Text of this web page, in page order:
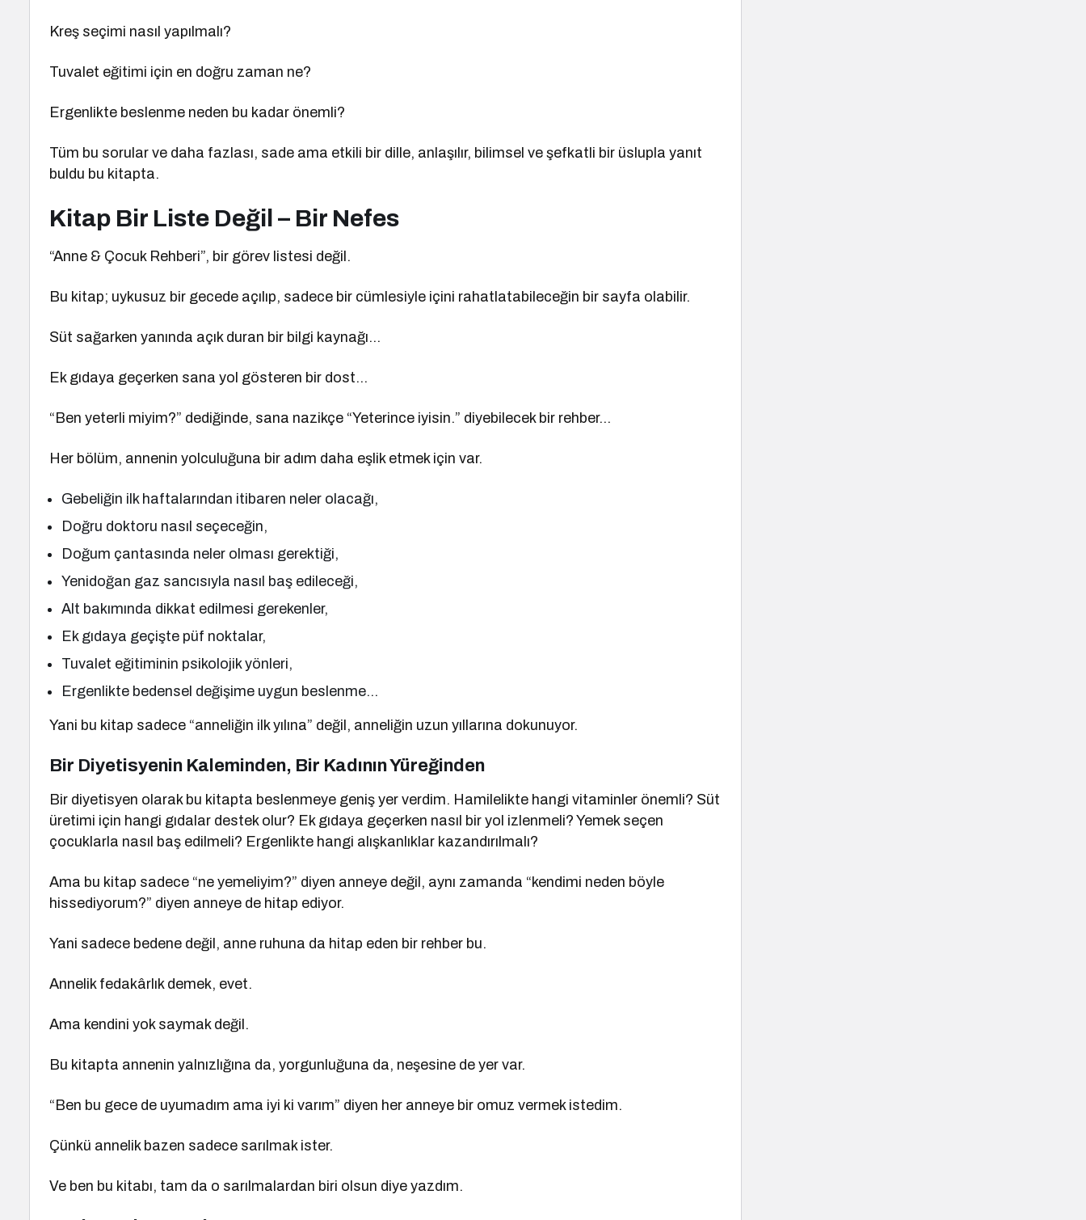
Kreş seçimi nasıl yapılmalı?
Tuvalet eğitimi için en doğru zaman ne?
Ergenlikte beslenme neden bu kadar önemli?
Tüm bu sorular ve daha fazlası, sade ama etkili bir dille, anlaşılır, bilimsel ve şefkatli bir üslupla yanıt
buldu bu kitapta.
Kitap Bir Liste Değil – Bir Nefes
“Anne & Çocuk Rehberi”, bir görev listesi değil.
Bu kitap; uykusuz bir gecede açılıp, sadece bir cümlesiyle içini rahatlatabileceğin bir sayfa olabilir.
Süt sağarken yanında açık duran bir bilgi kaynağı…
Ek gıdaya geçerken sana yol gösteren bir dost…
“Ben yeterli miyim?” dediğinde, sana nazikçe “Yeterince iyisin.” diyebilecek bir rehber…
Her bölüm, annenin yolculuğuna bir adım daha eşlik etmek için var.
Gebeliğin ilk haftalarından itibaren neler olacağı,
Doğru doktoru nasıl seçeceğin,
Doğum çantasında neler olması gerektiği,
Yenidoğan gaz sancısıyla nasıl baş edileceği,
Alt bakımında dikkat edilmesi gerekenler,
Ek gıdaya geçişte püf noktalar,
Tuvalet eğitiminin psikolojik yönleri,
Ergenlikte bedensel değişime uygun beslenme…
Yani bu kitap sadece “anneliğin ilk yılına” değil, anneliğin uzun yıllarına dokunuyor.
Bir Diyetisyenin Kaleminden, Bir Kadının Yüreğinden
Bir diyetisyen olarak bu kitapta beslenmeye geniş yer verdim. Hamilelikte hangi vitaminler önemli? Süt
üretimi için hangi gıdalar destek olur? Ek gıdaya geçerken nasıl bir yol izlenmeli? Yemek seçen
çocuklarla nasıl baş edilmeli? Ergenlikte hangi alışkanlıklar kazandırılmalı?
Ama bu kitap sadece “ne yemeliyim?” diyen anneye değil, aynı zamanda “kendimi neden böyle
hissediyorum?” diyen anneye de hitap ediyor.
Yani sadece bedene değil, anne ruhuna da hitap eden bir rehber bu.
Annelik fedakârlık demek, evet.
Ama kendini yok saymak değil.
Bu kitapta annenin yalnızlığına da, yorgunluğuna da, neşesine de yer var.
“Ben bu gece de uyumadım ama iyi ki varım” diyen her anneye bir omuz vermek istedim.
Çünkü annelik bazen sadece sarılmak ister.
Ve ben bu kitabı, tam da o sarılmalardan biri olsun diye yazdım.